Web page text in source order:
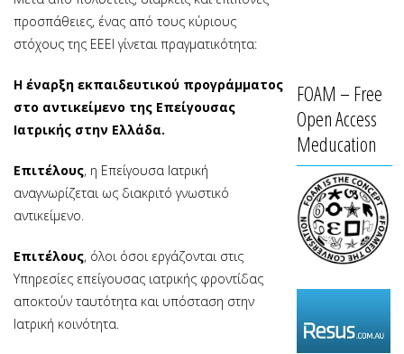
προσπάθειες, ένας από τους κύριους
στόχους της ΕΕΕΙ γίνεται πραγματικότητα:
Η έναρξη εκπαιδευτικού προγράμματος
στο αντικείμενο της Επείγουσας
Ιατρικής στην Ελλάδα.
Επιτέλους, η Επείγουσα Ιατρική
αναγνωρίζεται ως διακριτό γνωστικό
αντικείμενο.
Επιτέλους, όλοι όσοι εργάζονται στις
Υπηρεσίες επείγουσας ιατρικής φροντίδας
αποκτούν ταυτότητα και υπόσταση στην
Ιατρική κοινότητα.
FOAM – Free
Open Access
Meducation